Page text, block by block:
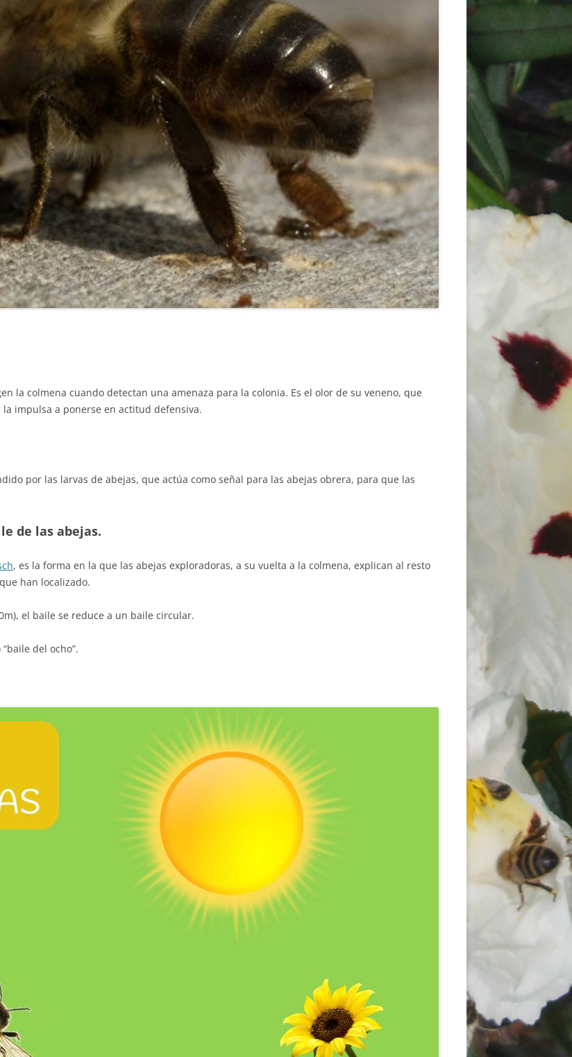
la colmena cuando detectan una amenaza para la colonia. Es el olor de su veneno, que
impulsa a ponerse en actitud defensiva.
por las larvas de abejas, que actúa como señal para las abejas obrera, para que las
de las abejas.
, es la forma en la que las abejas exploradoras, a su vuelta a la colmena, explican al resto
han localizado.
el baile se reduce a un baile circular.
del ocho”.